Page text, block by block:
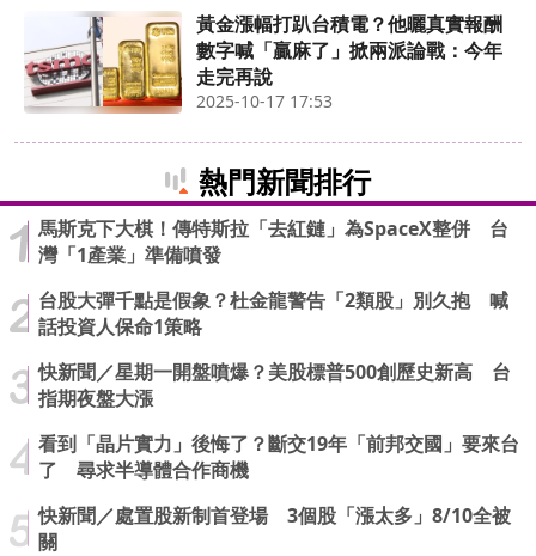
黃金漲幅打趴台積電？他曬真實報酬
數字喊「贏麻了」掀兩派論戰：今年
走完再說
2025-10-17 17:53
熱門新聞排行
馬斯克下大棋！傳特斯拉「去紅鏈」為SpaceX整併 台
灣「1產業」準備噴發
台股大彈千點是假象？杜金龍警告「2類股」別久抱 喊
話投資人保命1策略
快新聞／星期一開盤噴爆？美股標普500創歷史新高 台
指期夜盤大漲
看到「晶片實力」後悔了？斷交19年「前邦交國」要來台
了 尋求半導體合作商機
快新聞／處置股新制首登場 3個股「漲太多」8/10全被
關